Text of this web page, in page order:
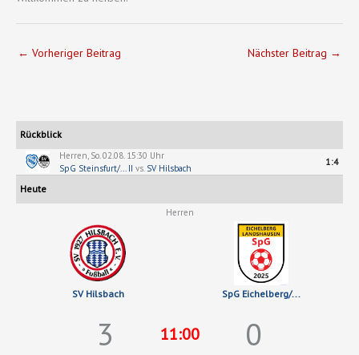
← Vorheriger Beitrag Nächster Beitrag →
Rückblick
Herren, So. 02.08. 15:30 Uhr
SpG Steinsfurt/... II vs. SV Hilsbach
1:4
Heute
Herren
SV Hilsbach SpG Eichelberg/...
3 11:00 0